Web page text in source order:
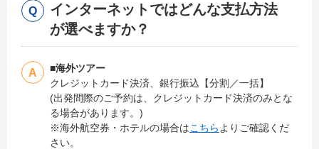
インターネットではどんな支払方法
が選べますか？
■海外ツアー
クレジットカード決済、銀行振込【分割／一括】
(出発間際のご予約は、クレジットカード決済のみとな
る場合があります。)
※海外航空券・ホテルの場合はこちら よりご確認くだ
さい。